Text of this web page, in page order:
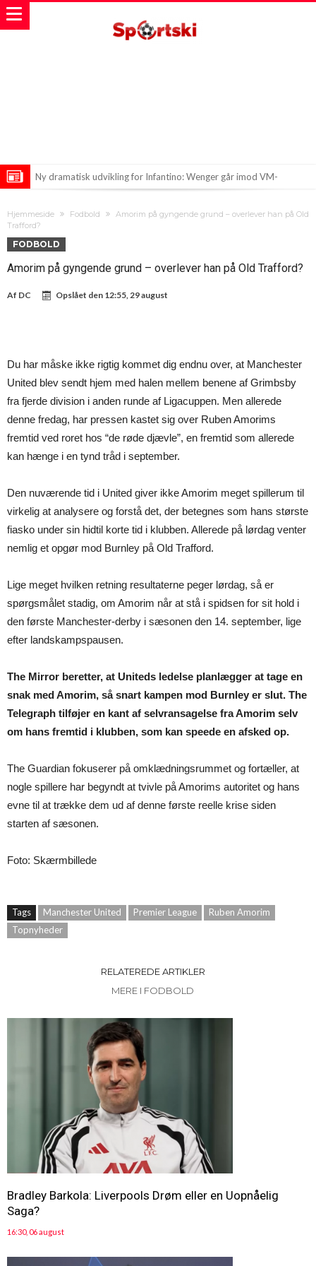
Ny dramatisk udvikling for Infantino: Wenger går imod VM-
Feran Torres’ fremtid i Barcelona hænger i en tynd tråd
Hjemmeside Fodbold
Amorim på gyngende grund – overlever han på Old
Trafford?
FODBOLD
Amorim på gyngende grund – overlever han på Old Trafford?
Af DC Opslået den 12:55, 29 august
Du har måske ikke rigtig kommet dig endnu over, at Manchester
United blev sendt hjem med halen mellem benene af Grimbsby
fra fjerde division i anden runde af Ligacuppen. Men allerede
denne fredag, har pressen kastet sig over Ruben Amorims
fremtid ved roret hos “de røde djævle”, en fremtid som allerede
kan hænge i en tynd tråd i september.
Den nuværende tid i United giver ikke Amorim meget spillerum til
virkelig at analysere og forstå det, der betegnes som hans største
fiasko under sin hidtil korte tid i klubben. Allerede på lørdag venter
nemlig et opgør mod Burnley på Old Trafford.
Lige meget hvilken retning resultaterne peger lørdag, så er
spørgsmålet stadig, om Amorim når at stå i spidsen for sit hold i
den første Manchester-derby i sæsonen den 14. september, lige
efter landskampspausen.
The Mirror beretter, at Uniteds ledelse planlægger at tage en
snak med Amorim, så snart kampen mod Burnley er slut. The
Telegraph tilføjer en kant af selvransagelse fra Amorim selv
om hans fremtid i klubben, som kan speede en afsked op.
The Guardian fokuserer på omklædningsrummet og fortæller, at
nogle spillere har begyndt at tvivle på Amorims autoritet og hans
evne til at trække dem ud af denne første reelle krise siden
starten af sæsonen.
Foto: Skærmbillede
Tags Manchester United Premier League
Ruben Amorim
Topnyheder
RELATEREDE ARTIKLER
MERE I FODBOLD
Bradley Barkola: Liverpools Drøm eller en Uopnåelig
Saga?
16:30, 06 august